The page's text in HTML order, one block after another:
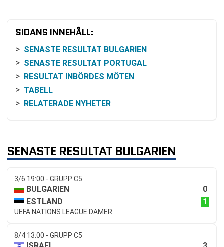
SIDANS INNEHÅLL:
SENASTE RESULTAT BULGARIEN
SENASTE RESULTAT PORTUGAL
RESULTAT INBÖRDES MÖTEN
TABELL
RELATERADE NYHETER
SENASTE RESULTAT BULGARIEN
3/6 19:00 - GRUPP C5
BULGARIEN
0
ESTLAND
1
UEFA NATIONS LEAGUE DAMER
8/4 13:00 - GRUPP C5